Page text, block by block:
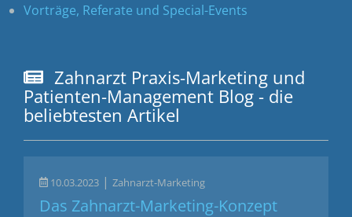
Vorträge, Referate und Special-Events
Zahnarzt Praxis-Marketing und
Patienten-Management Blog - die
beliebtesten Artikel
10.03.2023 |Zahnarzt-Marketing
Das Zahnarzt-Marketing-Konzept